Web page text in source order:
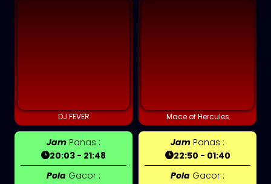
DJ FEVER
Jam Panas :
20:03 - 21:48
Pola Gacor :
Mace of Hercules
Jam Panas :
22:50 - 01:40
Pola Gacor :